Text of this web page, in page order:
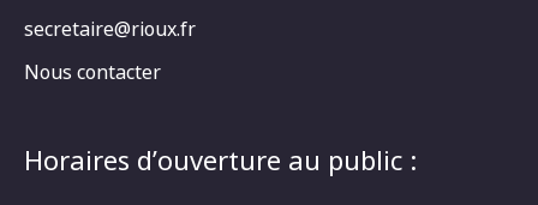
secretaire@rioux.fr
Nous contacter
Horaires d’ouverture au public :